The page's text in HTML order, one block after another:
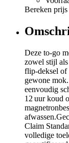
Bereken prijs
Deze to-go
zowel stijl
flip‑deksel of
gewone
eenvoudig
12 uur koud
Claim
volledige